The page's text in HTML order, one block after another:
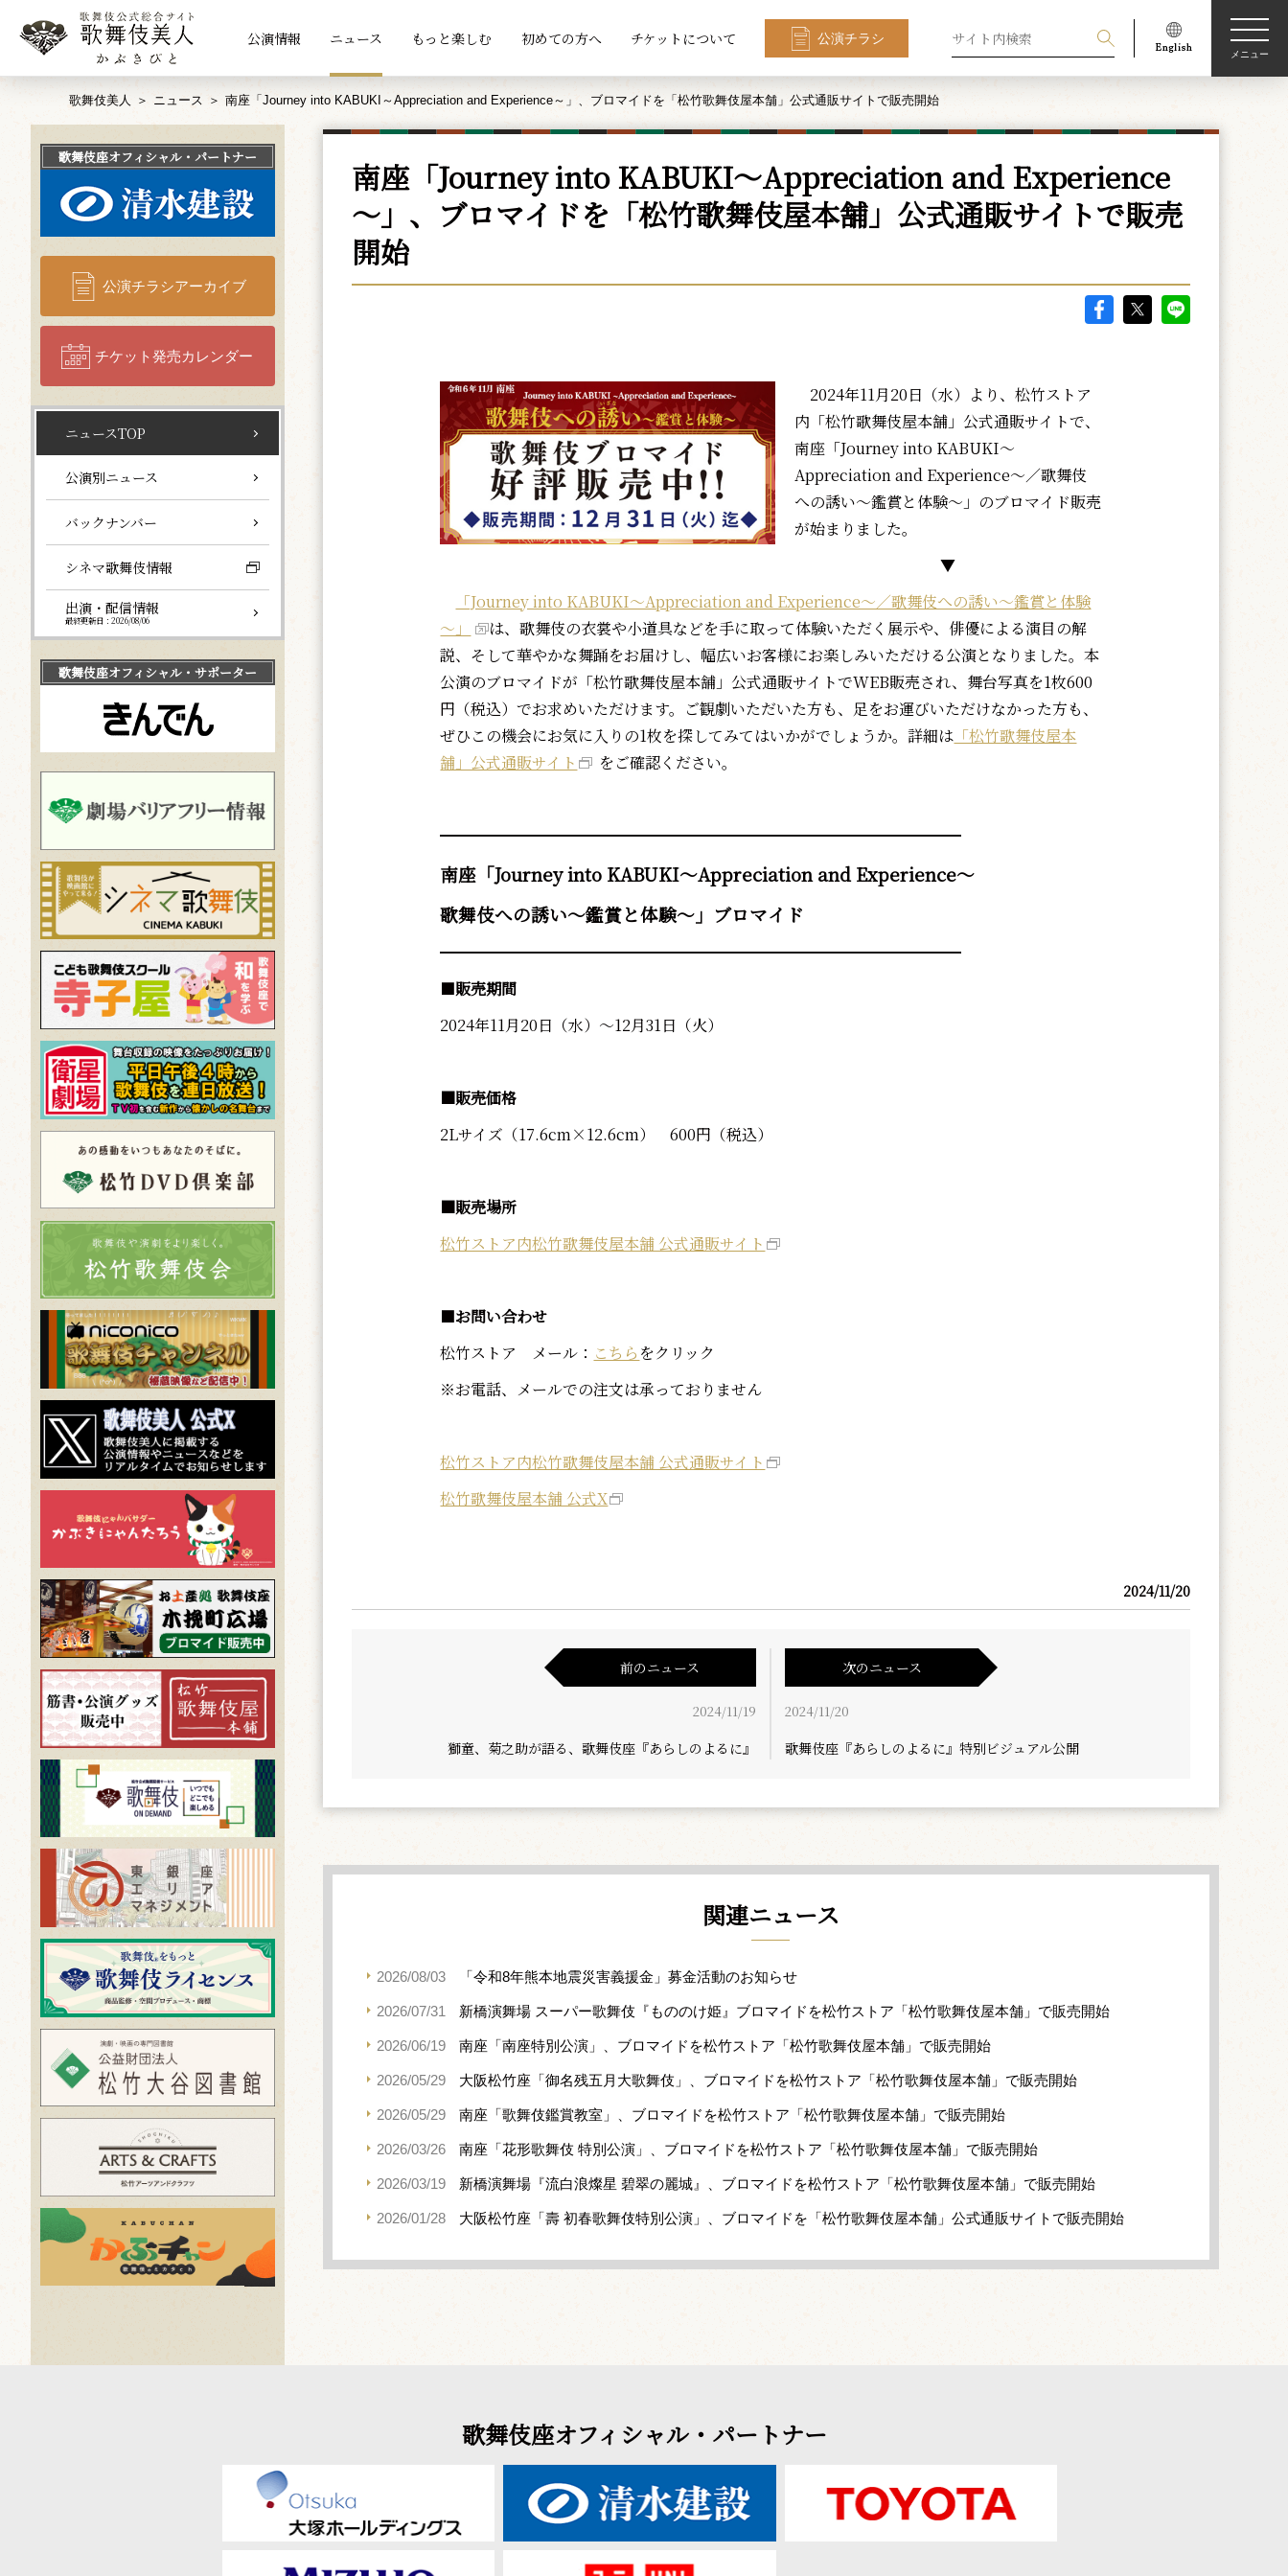
公演情報 ニュース もっと楽しむ 初めての方へ チケットについて 公演チラシ
メニュー
歌舞伎美人 ニュース 南座「Journey into KABUKI～Appreciation and Experience～」、ブロマイドを「松竹歌舞伎屋本舗」公式通販サイトで販売開始
南座「Journey into KABUKI～Appreciation and Experience
～」、ブロマイドを「松竹歌舞伎屋本舗」公式通販サイトで販売
開始
2024年11月20日（水）より、松竹ストア
内「松竹歌舞伎屋本舗」公式通販サイトで、
南座「Journey into KABUKI～
Appreciation and Experience～／歌舞伎
への誘い～鑑賞と体験～」のブロマイド販売
が始まりました。
▼
「Journey into KABUKI～Appreciation and Experience～／歌舞伎への誘い～鑑賞と体験
～」
は、歌舞伎の衣裳や小道具などを手に取って体験いただく展示や、俳優による演目の解
説、そして華やかな舞踊をお届けし、幅広いお客様にお楽しみいただける公演となりました。本
公演のブロマイドが「松竹歌舞伎屋本舗」公式通販サイトでWEB販売され、舞台写真を1枚600
円（税込）でお求めいただけます。ご観劇いただいた方も、足をお運びいただけなかった方も、
ぜひこの機会にお気に入りの1枚を探してみてはいかがでしょうか。詳細は 「松竹歌舞伎屋本
舗」公式通販サイト
をご確認ください。
━━━━━━━━━━━━━━━━━━━━━━━━━━━━━━━━━━
南座「Journey into KABUKI～Appreciation and Experience～
歌舞伎への誘い～鑑賞と体験～」ブロマイド
━━━━━━━━━━━━━━━━━━━━━━━━━━━━━━━━━━
■販売期間
2024年11月20日（水）～12月31日（火）
■販売価格
2Lサイズ（17.6cm×12.6cm） 600円（税込）
■販売場所
松竹ストア内松竹歌舞伎屋本舗 公式通販サイト
■お問い合わせ
松竹ストア メール： こちら をクリック
※お電話、メールでの注文は承っておりません
松竹ストア内松竹歌舞伎屋本舗 公式通販サイト
松竹歌舞伎屋本舗 公式X
2024/11/20
前のニュース
2024/11/19
獅童、菊之助が語る、歌舞伎座『あらしのよるに』
次のニュース
2024/11/20
歌舞伎座『あらしのよるに』特別ビジュアル公開
関連ニュース
2026/08/03 「令和8年熊本地震災害義援金」募金活動のお知らせ
2026/07/31 新橋演舞場 スーパー歌舞伎『もののけ姫』ブロマイドを松竹ストア「松竹歌舞伎屋本舗」で販売開始
2026/06/19 南座「南座特別公演」、ブロマイドを松竹ストア「松竹歌舞伎屋本舗」で販売開始
2026/05/29 大阪松竹座「御名残五月大歌舞伎」、ブロマイドを松竹ストア「松竹歌舞伎屋本舗」で販売開始
2026/05/29 南座「歌舞伎鑑賞教室」、ブロマイドを松竹ストア「松竹歌舞伎屋本舗」で販売開始
2026/03/26 南座「花形歌舞伎 特別公演」、ブロマイドを松竹ストア「松竹歌舞伎屋本舗」で販売開始
2026/03/19 新橋演舞場『流白浪燦星 碧翠の麗城』、ブロマイドを松竹ストア「松竹歌舞伎屋本舗」で販売開始
2026/01/28 大阪松竹座「壽 初春歌舞伎特別公演」、ブロマイドを「松竹歌舞伎屋本舗」公式通販サイトで販売開始
歌舞伎座オフィシャル・パートナー
公演チラシアーカイブ
チケット発売カレンダー
ニュースTOP
公演別ニュース
バックナンバー
シネマ歌舞伎情報
出演・配信情報
最終更新日：2026/08/06
歌舞伎座オフィシャル・サポーター
歌舞伎座オフィシャル・パートナー